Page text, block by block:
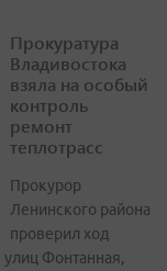
Прокуратура
Владивостока
взяла на особый
контроль
ремонт
теплотрасс
Прокурор
Ленинского района
проверил ход
Фонтанная,